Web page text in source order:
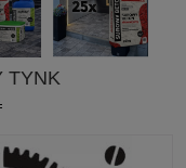
TYNK